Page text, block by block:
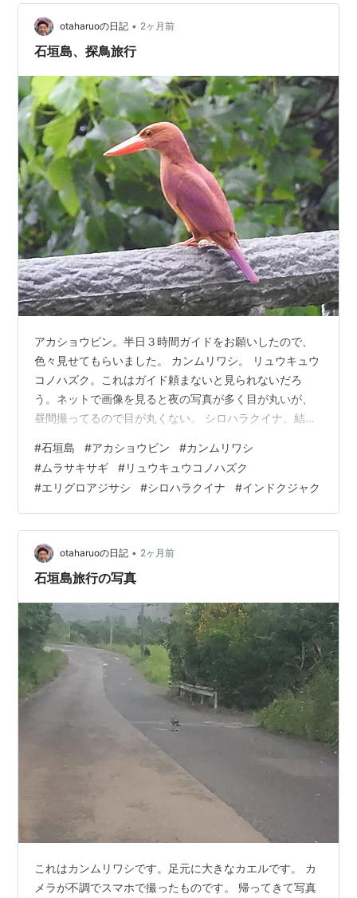
otaharuoの日記 • 2ヶ月前
石垣島、探鳥旅行
アカショウビン。半日３時間ガイドをお願いしたので、
色々見せてもらいました。 カンムリワシ。 リュウキュウ
コノハズク。これはガイド頼まないと見られないだろ
う。ネットで画像を見ると夜の写真が多く目が丸いが、
昼間撮ってるので目が丸くない。 シロハラクイナ。結構
て、すぐ飛んでしまった。 ムラサキサギ。 コウライキ
ジ。 エリグロアジサシ。 インドクジャク。ほかの島から
泳いできたという。 他にも色々いましたが、この９種が
おおむね初見です。
#石垣島 #アカショウビン #カンムリワシ
#ムラサキサギ #リュウキュウコノハズク
#エリグロアジサシ #シロハラクイナ #インドクジャク
otaharuoの日記 • 2ヶ月前
石垣島旅行の写真
これはカンムリワシです。足元に大きなカエルです。 カ
メラが不調でスマホで撮ったものです。 帰ってきて写真